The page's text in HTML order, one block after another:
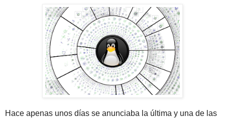
Hace apenas unos días se anunciaba la última y una de las